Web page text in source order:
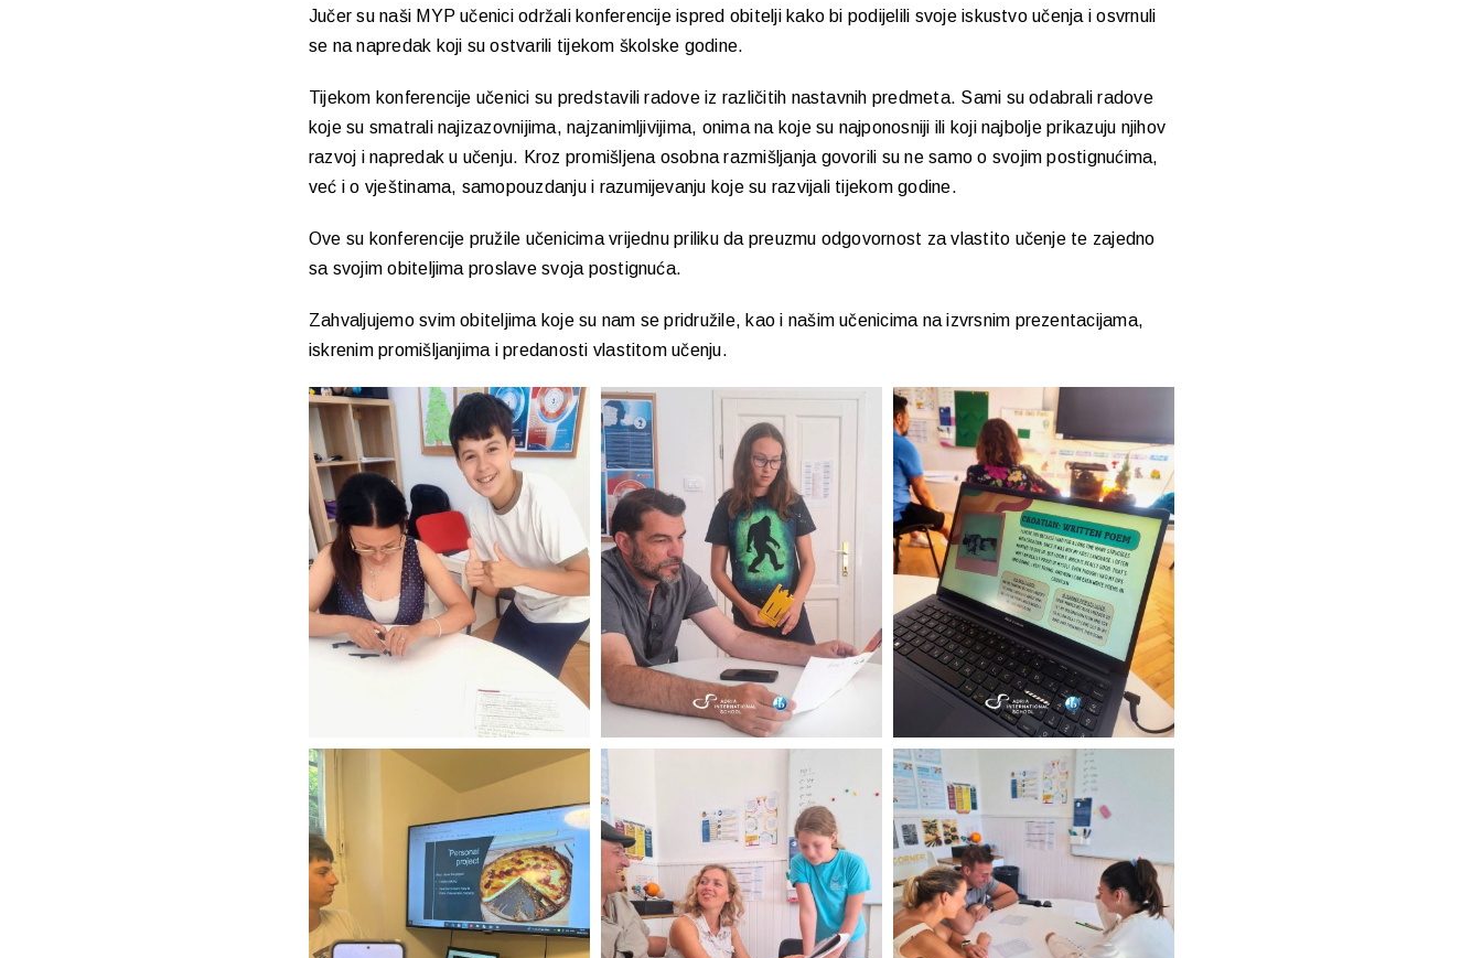
Jučer su naši MYP učenici održali konferencije ispred obitelji kako bi podijelili svoje iskustvo učenja i osvrnuli
se na napredak koji su ostvarili tijekom školske godine.
Tijekom konferencije učenici su predstavili radove iz različitih nastavnih predmeta. Sami su odabrali radove
koje su smatrali najizazovnijima, najzanimljivijima, onima na koje su najponosniji ili koji najbolje prikazuju njihov
razvoj i napredak u učenju. Kroz promišljena osobna razmišljanja govorili su ne samo o svojim postignućima,
već i o vještinama, samopouzdanju i razumijevanju koje su razvijali tijekom godine.
Ove su konferencije pružile učenicima vrijednu priliku da preuzmu odgovornost za vlastito učenje te zajedno
sa svojim obiteljima proslave svoja postignuća.
Zahvaljujemo svim obiteljima koje su nam se pridružile, kao i našim učenicima na izvrsnim prezentacijama,
iskrenim promišljanjima i predanosti vlastitom učenju.